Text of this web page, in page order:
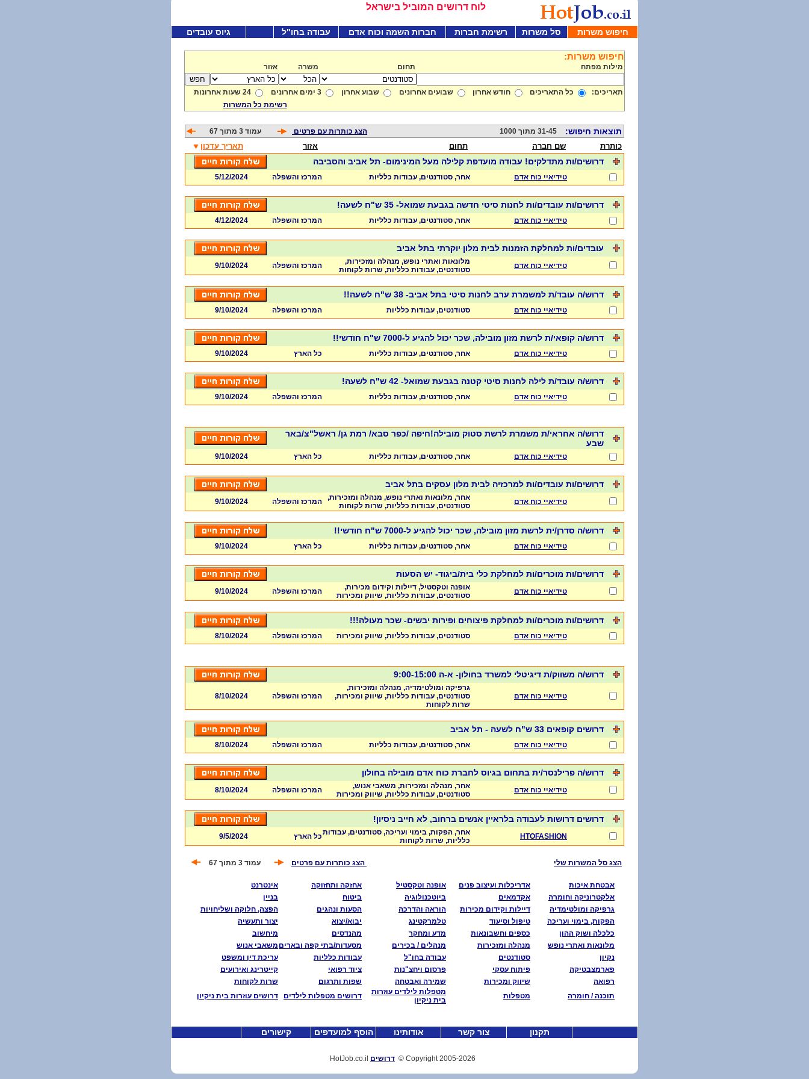
לוח דרושים המוביל בישראל
חיפוש משרות סל משרות רשימת חברות חברות השמה וכוח אדם עבודה בחו"ל גיוס עובדים
חיפוש משרות:
מילות מפתח תחום משרה אזור
תאריכים: כל התאריכים חודש אחרון שבועים אחרונים שבוע אחרון 3 ימים אחרונים
24 שעות אחרונות
רשימת כל המשרות
תוצאות חיפוש: 31-45 מתוך 1000 הצג כותרות עם פרטים עמוד 3 מתוך 67
כותרת שם חברה תחום אזור תאריך עדכון
דרושים/ות מתדלקים! עבודה מועדפת קלילה מעל המינימום- תל אביב והסביבה
טידיאיי כוח אדם אחר, סטודנטים, עבודות כלליות המרכז והשפלה 5/12/2024
דרושים/ות עובדים/ות לחנות סיטי חדשה בגבעת שמואל- 35 ש"ח לשעה!
טידיאיי כוח אדם אחר, סטודנטים, עבודות כלליות המרכז והשפלה 4/12/2024
עובדים/ות למחלקת הזמנות לבית מלון יוקרתי בתל אביב
טידיאיי כוח אדם
מלונאות ואתרי נופש, מנהלה ומזכירות,
סטודנטים, עבודות כלליות, שרות לקוחות
המרכז והשפלה 9/10/2024
דרוש/ה עובד/ת למשמרת ערב לחנות סיטי בתל אביב- 38 ש"ח לשעה!!
טידיאיי כוח אדם סטודנטים, עבודות כלליות המרכז והשפלה 9/10/2024
דרוש/ה קופאי/ת לרשת מזון מובילה, שכר יכול להגיע ל-7000 ש"ח חודשי!!
טידיאיי כוח אדם אחר, סטודנטים, עבודות כלליות כל הארץ 9/10/2024
דרוש/ה עובד/ת לילה לחנות סיטי קטנה בגבעת שמואל- 42 ש"ח לשעה!
טידיאיי כוח אדם אחר, סטודנטים, עבודות כלליות המרכז והשפלה 9/10/2024
דרוש/ה אחראי/ת משמרת לרשת סטוק מובילה!חיפה /כפר סבא/ רמת גן/ ראשל"צ/באר
שבע
טידיאיי כוח אדם אחר, סטודנטים, עבודות כלליות כל הארץ 9/10/2024
דרושים/ות עובדים/ות למרכזיה לבית מלון עסקים בתל אביב
טידיאיי כוח אדם
אחר, מלונאות ואתרי נופש, מנהלה ומזכירות,
סטודנטים, עבודות כלליות, שרות לקוחות
המרכז והשפלה 9/10/2024
דרוש/ה סדרן/ית לרשת מזון מובילה, שכר יכול להגיע ל-7000 ש"ח חודשי!!
טידיאיי כוח אדם אחר, סטודנטים, עבודות כלליות כל הארץ 9/10/2024
דרושים/ות מוכרים/ות למחלקת כלי בית/ביגוד- יש הסעות
טידיאיי כוח אדם
אופנה וטקסטיל, דיילות וקידום מכירות,
סטודנטים, עבודות כלליות, שיווק ומכירות
המרכז והשפלה 9/10/2024
דרושים/ות מוכרים/ות למחלקת פיצוחים ופירות יבשים- שכר מעולה!!!
טידיאיי כוח אדם סטודנטים, עבודות כלליות, שיווק ומכירות המרכז והשפלה 8/10/2024
דרוש/ה משווק/ת דיגיטלי למשרד בחולון- א-ה 9:00-15:00
טידיאיי כוח אדם
גרפיקה ומולטימדיה, מנהלה ומזכירות,
סטודנטים, עבודות כלליות, שיווק ומכירות,
שרות לקוחות
המרכז והשפלה 8/10/2024
דרושים קופאים 33 ש"ח לשעה - תל אביב
טידיאיי כוח אדם אחר, סטודנטים, עבודות כלליות המרכז והשפלה 8/10/2024
דרוש/ה פרילנסר/ית בתחום בגיוס לחברת כוח אדם מובילה בחולון
טידיאיי כוח אדם
אחר, מנהלה ומזכירות, משאבי אנוש,
סטודנטים, עבודות כלליות, שיווק ומכירות
המרכז והשפלה 8/10/2024
דרושים דרושות לעבודה בלראיין אנשים ברחוב, לא חייב ניסיון!
HTOFASHION
אחר, הפקות, בימוי ועריכה, סטודנטים, עבודות
כלליות, שרות לקוחות
כל הארץ 9/5/2024
הצג סל המשרות שלי הצג כותרות עם פרטים עמוד 3 מתוך 67
אבטחת איכות אדריכלות ועיצוב פנים אופנה וטקסטיל אחזקה ותחזוקה
אינטרנט
אלקטרוניקה וחומרה
אקדמאים ביוטכנולוגיה ביטוח
בניין
גרפיקה ומולטימדיה
דיילות וקידום מכירות הוראה והדרכה הסעות ונהגים
הפצה, חלוקה ושליחויות
הפקות, בימוי ועריכה
טיפול וסיעוד טלמרקטינג יבוא/יצוא
יצור ותעשיה
כלכלה ושוק ההון
כספים וחשבונאות מדע ומחקר מהנדסים
מיחשוב
מלונאות ואתרי נופש
מנהלה ומזכירות מנהלים / בכירים מסעדות/בתי קפה ובארים משאבי אנוש
נקיון
סטודנטים עבודה בחו"ל עבודות כלליות
עריכת דין ומשפט
פארמצבטיקה
פיתוח עסקי פרסום ויחצ"נות ציוד רפואי
קייטרינג ואירועים
רפואה
שיווק ומכירות שמירה ואבטחה שפות ותרגום
שרות לקוחות
תוכנה / חומרה
מטפלות
מטפלות לילדים עוזרות
בית ניקיון
דרושים מטפלות לילדים דרושים עוזרות בית ניקיון
תקנון צור קשר אודותינו הוסף למועדפים קישורים
Copyright 2005-2026
© דרושים